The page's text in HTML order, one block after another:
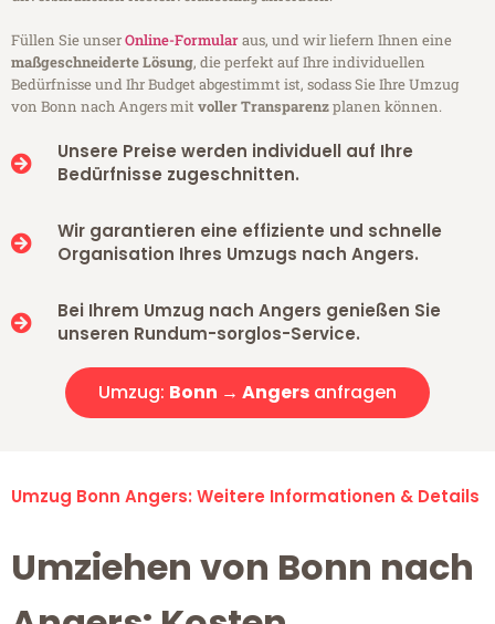
Füllen Sie unserOnline-Formularaus, und wir liefern Ihnen eine
maßgeschneiderte Lösung, die perfekt auf Ihre individuellen
Bedürfnisse und Ihr Budget abgestimmt ist, sodass Sie Ihre Umzug
von Bonn nach Angers mitvoller Transparenzplanen können.
Unsere Preise werden individuell auf Ihre
Bedürfnisse zugeschnitten.
Wir garantieren eine effiziente und schnelle
Organisation Ihres Umzugs nach Angers.
Bei Ihrem Umzug nach Angers genießen Sie
unseren Rundum-sorglos-Service.
Umzug: Bonn → Angers anfragen
Umzug Bonn Angers: Weitere Informationen & Details
Umziehen von Bonn nach